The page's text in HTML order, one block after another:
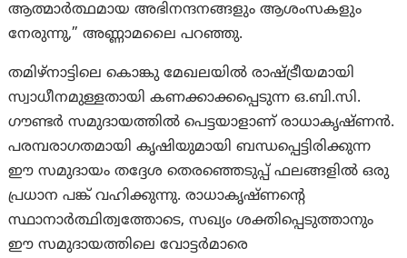
ആത്മാർത്ഥമായ അഭിനന്ദനങ്ങളും ആശംസകളും
നേരുന്നു,” അണ്ണാമലൈ പറഞ്ഞു.
തമിഴ്‌നാട്ടിലെ കൊങ്കു മേഖലയിൽ രാഷ്ട്രീയമായി
സ്വാധീനമുള്ളതായി കണക്കാക്കപ്പെടുന്ന ഒ.ബി.സി.
ഗൗണ്ടർ സമുദായത്തിൽ പെട്ടയാളാണ് രാധാകൃഷ്ണന്‍.
പരമ്പരാഗതമായി കൃഷിയുമായി ബന്ധപ്പെട്ടിരിക്കുന്ന
ഈ സമുദായം തദ്ദേശ തെരഞ്ഞെടുപ്പ് ഫലങ്ങളിൽ ഒരു
പ്രധാന പങ്ക് വഹിക്കുന്നു. രാധാകൃഷ്ണന്റെ
സ്ഥാനാർത്ഥിത്വത്തോടെ, സഖ്യം ശക്തിപ്പെടുത്താനും
ഈ സമുദായത്തിലെ വോട്ടർമാരെ